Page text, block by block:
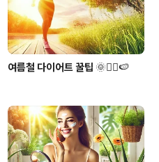
여름철 다이어트 꿀팁 🌞🏃‍♀️🍉